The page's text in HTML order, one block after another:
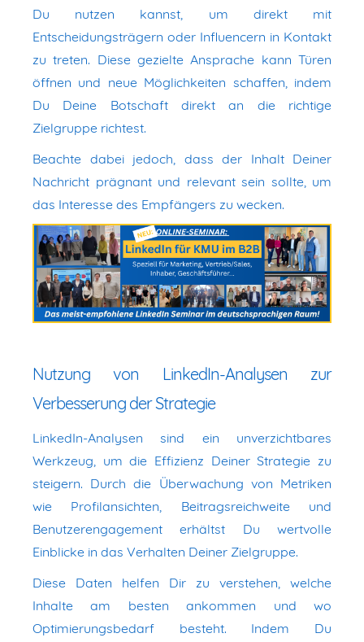
Du nutzen kannst, um direkt mit
Entscheidungsträgern oder Influencern in Kontakt
zu treten. Diese gezielte Ansprache kann Türen
öffnen und neue Möglichkeiten schaffen, indem
Du Deine Botschaft direkt an die richtige
Zielgruppe richtest.
Beachte dabei jedoch, dass der Inhalt Deiner
Nachricht prägnant und relevant sein sollte, um
das Interesse des Empfängers zu wecken.
Nutzung von LinkedIn-Analysen zur
Verbesserung der Strategie
LinkedIn-Analysen sind ein unverzichtbares
Werkzeug, um die Effizienz Deiner Strategie zu
steigern. Durch die Überwachung von Metriken
wie Profilansichten, Beitragsreichweite und
Benutzerengagement erhältst Du wertvolle
Einblicke in das Verhalten Deiner Zielgruppe.
Diese Daten helfen Dir zu verstehen, welche
Inhalte am besten ankommen und wo
Optimierungsbedarf besteht. Indem Du